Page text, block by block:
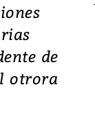
de
otrora